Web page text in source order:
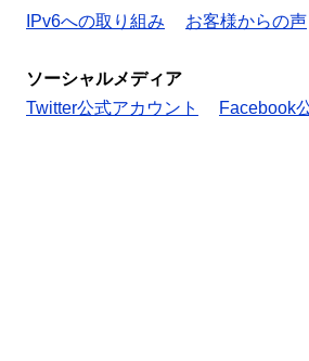
IPv6への取り組み
お客様からの声
ソーシャルメディア
Twitter公式アカウント
Facebook